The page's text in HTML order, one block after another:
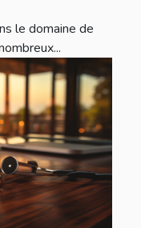
le domaine de